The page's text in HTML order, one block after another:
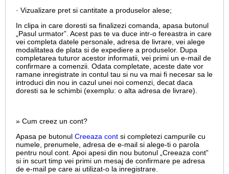
· Vizualizare pret si cantitate a produselor alese;
In clipa in care doresti sa finalizezi comanda, apasa butonul
„Pasul urmator”. Acest pas te va duce intr-o fereastra in care
vei completa datele personale, adresa de livrare, vei alege
modalitatea de plata si de expediere a produselor. Dupa
completarea tuturor acestor informatii, vei primi un e-mail de
confirmare a comenzii. Odata completate, aceste date vor
ramane inregistrate in contul tau si nu va mai fi necesar sa le
introduci din nou in cazul unei noi comenzi, decat daca
doresti sa le schimbi (exemplu: o alta adresa de livrare).
» Cum creez un cont?
Apasa pe butonul Creeaza cont si completezi campurile cu
numele, prenumele, adresa de e-mail si alege-ti o parola
pentru noul cont. Apoi apesi din nou butonul „Creeaza cont”
si in scurt timp vei primi un mesaj de confirmare pe adresa
de e-mail pe care ai utilizat-o la inregistrare.